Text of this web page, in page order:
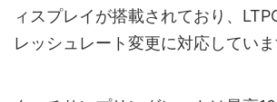
ィスプレイが搭載されており、
レッシュレート変更に対応していま